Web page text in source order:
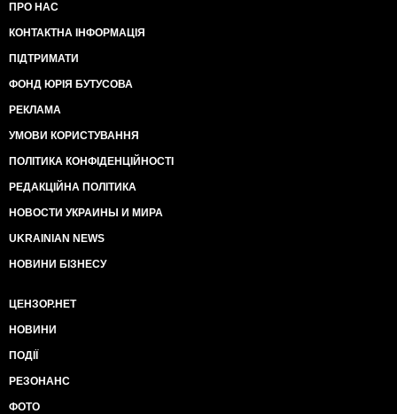
ПРО НАС
КОНТАКТНА ІНФОРМАЦІЯ
ПІДТРИМАТИ
ФОНД ЮРІЯ БУТУСОВА
РЕКЛАМА
УМОВИ КОРИСТУВАННЯ
ПОЛІТИКА КОНФІДЕНЦІЙНОСТІ
РЕДАКЦІЙНА ПОЛІТИКА
НОВОСТИ УКРАИНЫ И МИРА
UKRAINIAN NEWS
НОВИНИ БІЗНЕСУ
ЦЕНЗОР.НЕТ
НОВИНИ
ПОДІЇ
РЕЗОНАНС
ФОТО